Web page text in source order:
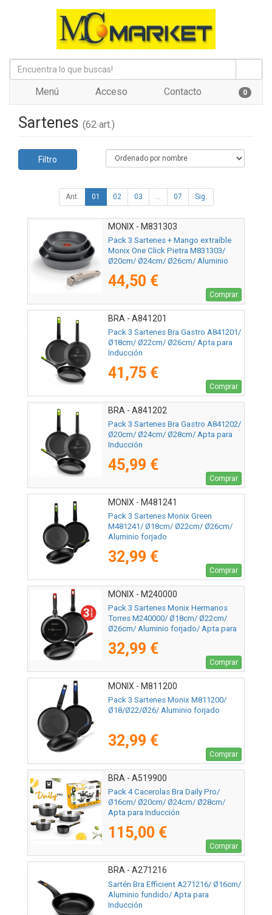
Menú Acceso Contacto 0
Sartenes (62 art.)
Filtro
Ant. 01 02 03 ... 07 Sig.
MONIX - M831303
Pack 3 Sartenes + Mango extraíble
Monix One Click Pietra M831303/
Ø20cm/ Ø24cm/ Ø26cm/ Aluminio
44,50 €
Comprar
BRA - A841201
Pack 3 Sartenes Bra Gastro A841201/
Ø18cm/ Ø22cm/ Ø26cm/ Apta para
Inducción
41,75 €
Comprar
BRA - A841202
Pack 3 Sartenes Bra Gastro A841202/
Ø20cm/ Ø24cm/ Ø28cm/ Apta para
Inducción
45,99 €
Comprar
MONIX - M481241
Pack 3 Sartenes Monix Green
M481241/ Ø18cm/ Ø22cm/ Ø26cm/
Aluminio forjado
32,99 €
Comprar
MONIX - M240000
Pack 3 Sartenes Monix Hermanos
Torres M240000/ Ø18cm/ Ø22cm/
Ø26cm/ Aluminio forjado/ Apta para
32,99 €
Comprar
MONIX - M811200
Pack 3 Sartenes Monix M811200/
Ø18/Ø22/Ø26/ Aluminio forjado
32,99 €
Comprar
BRA - A519900
Pack 4 Cacerolas Bra Daily Pro/
Ø16cm/ Ø20cm/ Ø24cm/ Ø28cm/
Apta para Inducción
115,00 €
Comprar
BRA - A271216
Sartén Bra Efficient A271216/ Ø16cm/
Aluminio fundido/ Apta para
Inducción